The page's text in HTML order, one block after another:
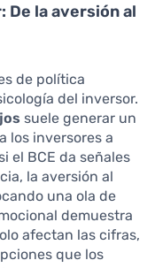
la aversión al
de política
del inversor.
suele generar un
los inversores a
el BCE da señales
la aversión al
una ola de
demuestra
afectan las cifras,
que los